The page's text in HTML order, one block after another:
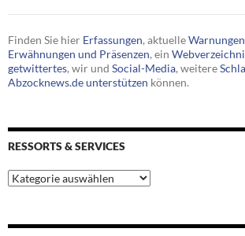
Finden Sie hier Erfassungen, aktuelleWarnungen
Erwähnungen und Präsenzen, ein
getwittertes, wir und Social-Media, weitere
Abzocknews.de unterstützen können.
RESSORTS & SERVICES
Ressorts
&